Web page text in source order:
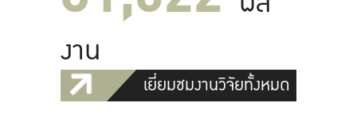
งาน
เยี่ยมชมงานวิจัยทั้งหมด